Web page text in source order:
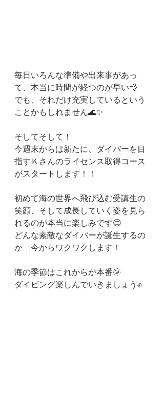
毎日いろんな準備や出来事があっ
て、本当に時間が経つのが早い💨
でも、それだけ充実しているという
ことかもしれません🌊✨
そしてそして！
今週末からは新たに、ダイバーを目
指すＫさんのライセンス取得コース
がスタートします！！
初めて海の世界へ飛び込む受講生の
笑顔、そして成長していく姿を見ら
れるのが本当に楽しみです😊
どんな素敵なダイバーが誕生するの
か…今からワクワクします！
海の季節はこれからが本番🌞
ダイビング楽しんでいきましょう✊️